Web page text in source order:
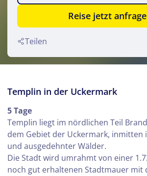
Reise jetzt
Teilen
Templin in der Uckermark
5 Tage
Templin liegt im nördlichen Teil
dem Gebiet der Uckermark, inmitten
und ausgedehnter Wälder.
Die Stadt wird umrahmt von einer
noch gut erhaltenen Stadtmauer mit